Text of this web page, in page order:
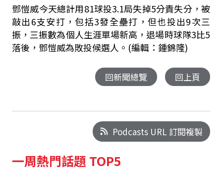
鄧愷威今天總計用81球投3.1局失掉5分責失分，被
敲出6支安打，包括3發全壘打，但也投出9次三
振，三振數為個人生涯單場新高，退場時球隊3比5
落後，鄧愷威為敗投候選人。(編輯：鍾錦隆)
回新聞總覽 回上頁
Podcasts URL 訂閱複製
一周熱門話題 TOP5